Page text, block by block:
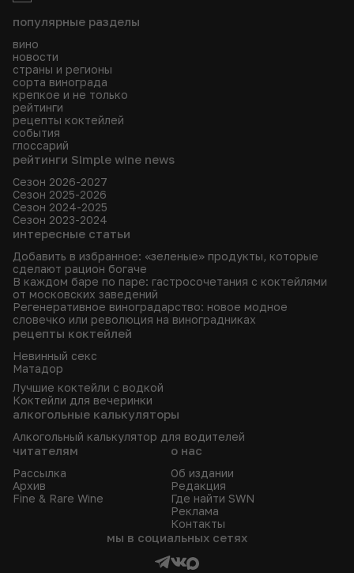
популярные разделы
вино
новости
страны и регионы
сорта винограда
крепкое и не только
рейтинги
рецепты коктейлей
события
глоссарий
рейтинги Simple wine news
Сезон 2026-2027
Сезон 2025-2026
Сезон 2024-2025
Сезон 2023-2024
интересные статьи
Добавить в избранное: «зеленые» продукты, которые
сделают рацион богаче
В каждом баре по паре: гастросочетания с коктейлями
от московских заведений
Регенеративное виноградарство: новое модное
словечко или революция на виноградниках
рецепты коктейлей
Невинный секс
Матадор
Лучшие коктейли с водкой
Коктейли для вечеринки
алкогольные калькуляторы
Алкогольный калькулятор для водителей
читателям
Рассылка
Архив
Fine & Rare Wine
о нас
Об издании
Редакция
Где найти SWN
Реклама
Контакты
мы в социальных сетях